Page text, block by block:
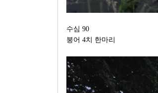
수심 90
붕어 4치 한마리